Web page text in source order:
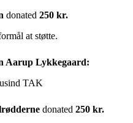
donated 250 kr.
at støtte.
Aarup Lykkegaard:
TAK
donated 250 kr.